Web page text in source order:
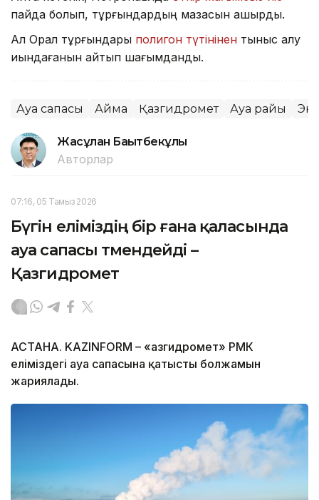
пайда болып, тұрғындардың мазасын қашырды.
Ал Орал тұрғындары полигон түтінінен тыныс алу
қиындағанын айтып шағымданды.
Ауа сапасы Аймақ Қазгидромет Ауа райы
Жасұлан Бақытбекұлы
Авторлар
07:16, 05 Тамыз 2026
Бүгін еліміздің бір ғана қаласында
ауа сапасы төмендейді –
Қазгидромет
АСТАНА. KAZINFORM – «Қазгидромет» РМК
еліміздегі ауа сапасына қатысты болжамын
жариялады.